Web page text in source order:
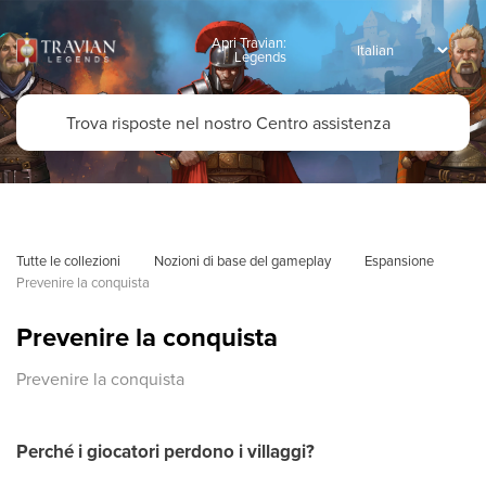
Apri Travian:
Legends
Tutte le collezioni Nozioni di base del gameplay
Espansione
Prevenire la conquista
Prevenire la conquista
Prevenire la conquista
Perché i giocatori perdono i villaggi?